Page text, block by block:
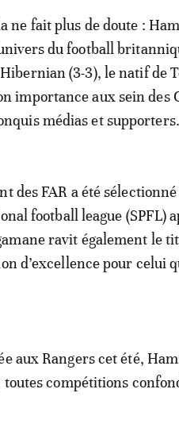
ne fait plus de doute :
du football
(3-3), le natif de
importance aux sein des
médias et supporters.
des FAR a été
football league (SPFL)
ravit également le
d’excellence pour celui
aux Rangers cet été,
toutes compétitions